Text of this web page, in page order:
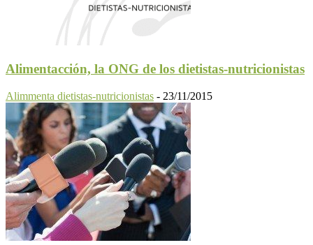
Alimentacción, la ONG de los dietistas-nutricionistas
Alimmenta dietistas-nutricionistas - 23/11/2015